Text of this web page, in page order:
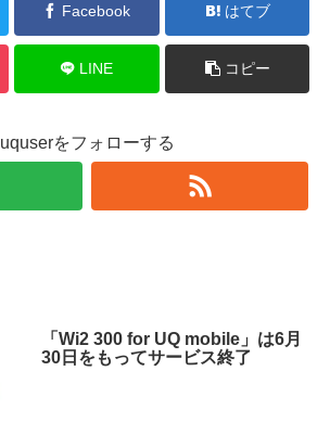
Facebook はてブ
LINE コピー
uquserをフォローする
「Wi2 300 for UQ mobile」は6月
30日をもってサービス終了